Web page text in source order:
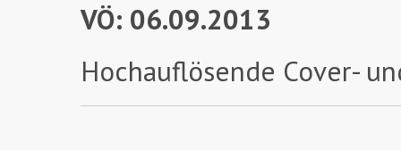
VÖ: 06.09.2013
Hochauflösende Cover-